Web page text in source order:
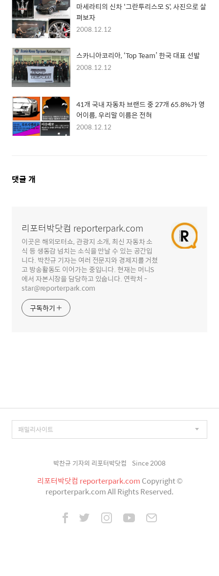
마세라티의 신차 '그란투리스모 S', 사진으로 살
펴보자
2008.12.12
스카니아코리아, ‘Top Team’ 한국 대표 선발
2008.12.12
41개 국내 자동차 브랜드 중 27개 65.8%가 영
어이름, 우리말 이름은 전혀
2008.12.12
댓
댓글 개
리포터박닷컴 reporterpark.com
이곳은 해외모터쇼, 관광지 소개, 최신 자동차 소
식 등 생동감 넘치는 소식을 만날 수 있는 공간입
니다. 박찬규 기자는 여러 전문지와 경제지를 거쳤
고 방송활동도 이어가는 중입니다. 현재는 머니S
에서 자본시장을 담당하고 있숩니다. 연락처 -
star@reporterpark.com
구독하기
박찬규 기자의 리포터박닷컴 Since 2008
리포터박닷컴 reporterpark.com Copyright ©
reporterpark.com All Rights Reserved.